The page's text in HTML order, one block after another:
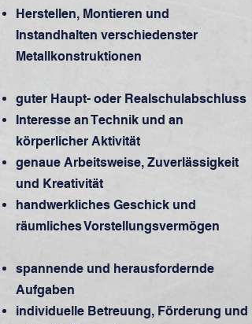
Herstellen, Montieren und
Instandhalten verschiedenster
Metallkonstruktionen
guter Haupt- oder Realschulabschluss
Interesse an Technik und an
körperlicher Aktivität
genaue Arbeitsweise, Zuverlässigkeit
und Kreativität
handwerkliches Geschick und
räumliches Vorstellungsvermögen
spannende und herausfordernde
Aufgaben
individuelle Betreuung, Förderung und